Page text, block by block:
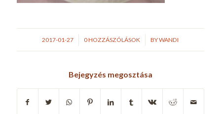
2017-01-27
/ 0 HOZZÁSZÓLÁSOK
/ BYWANDI
Bejegyzés megosztása